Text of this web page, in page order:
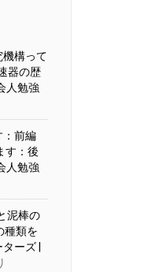
機構って
器の歴
人勉強
：前編
す：後
人勉強
泥棒の
種類を
ーズ |